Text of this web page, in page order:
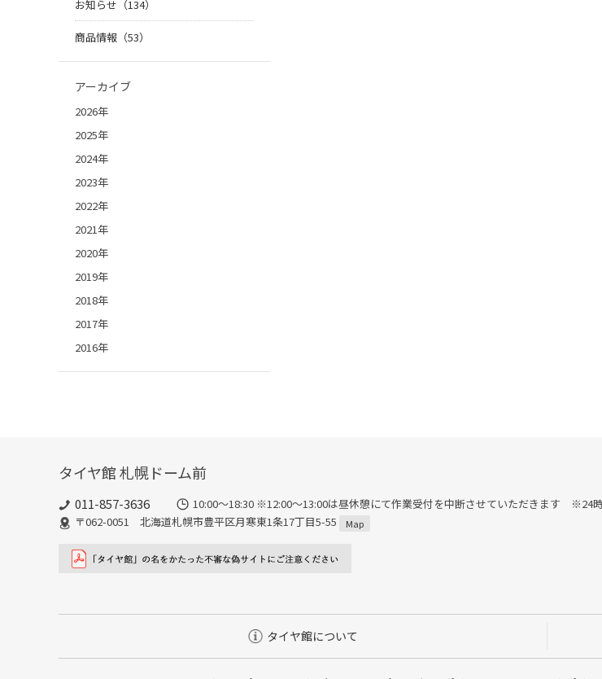
お知らせ（134）
商品情報（53）
アーカイブ
2026年
2025年
2024年
2023年
2022年
2021年
2020年
2019年
2018年
2017年
2016年
タイヤ館 札幌ドーム前
011-857-3636
10:00～18:30 ※12:00～13:00は昼休憩にて作業受付を中断させていただきます ※24
〒062-0051 北海道札幌市豊平区月寒東1条17丁目5-55
Map
タイヤ館について